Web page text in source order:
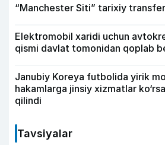
“Manchester Siti” tarixiy
Elektromobil xaridi uchun
qismi davlat tomonidan qoplab
Janubiy Koreya futbolida yirik
hakamlarga jinsiy xizmatlar
qilindi
Tavsiyalar